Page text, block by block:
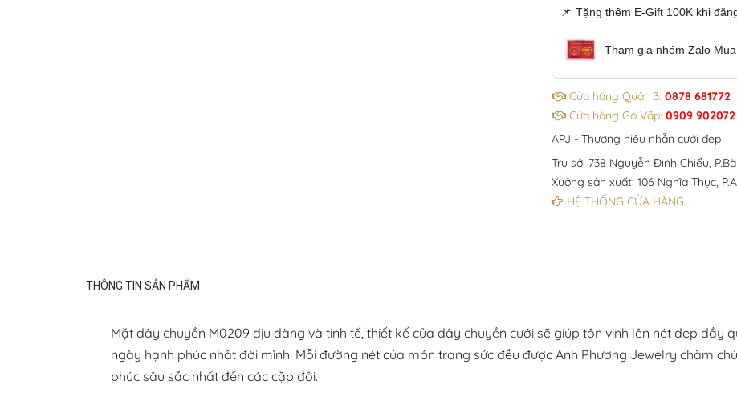
📌 Tặng thêm E-Gift 100K khi
Tham gia nhóm Zalo
Cửa hàng Quận 3: 0878 681772
Cửa hàng Gò Vấp: 0909 902072
APJ - Thương hiệu nhẫn cưới đẹp
Trụ sở: 738 Nguyễn Đình Chiểu,
Xưởng sản xuất: 106 Nghĩa Thục,
HỆ THỐNG CỬA HÀNG
THÔNG TIN SẢN PHẨM
Mặt dây chuyền M0209 dịu dàng và tinh tế, thiết kế của dây chuyền cưới sẽ giúp tôn vinh lên nét đẹp đầy
ngày hạnh phúc nhất đời mình. Mỗi đường nét của món trang sức đều được Anh Phương Jewelry chăm
phúc sâu sắc nhất đến các cặp đôi.